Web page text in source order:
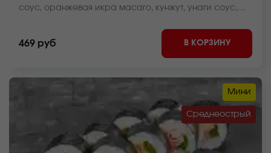
соус, оранжевая икра масаго, кунжут, унаги соус,
469 руб В КОРЗИНУ
Мини
Среднеострый